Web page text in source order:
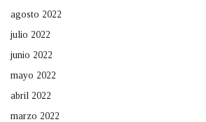
agosto 2022
julio 2022
junio 2022
mayo 2022
abril 2022
marzo 2022